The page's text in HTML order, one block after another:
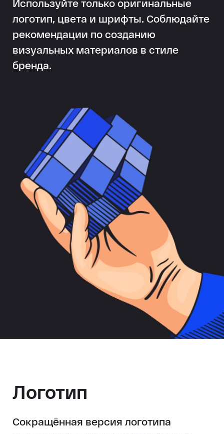
+7 000 000-00-00
вы соглашаетесь
с политикой
обработки
Используйте только оригинальные
логотип, цвета и шрифты. Соблюдайте
рекомендации по созданию
визуальных материалов в стиле
бренда.
Логотип
Сокращённая версия логотипа